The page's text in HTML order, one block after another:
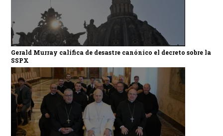
Gerald Murray califica de desastre canónico el decreto sobre la
SSPX